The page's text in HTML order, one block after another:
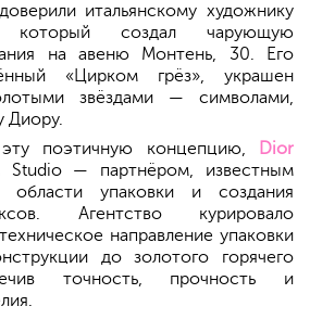
итальянскому художнику
создал чарующую
на авеню Монтень, 30. Его
«Цирком грёз», украшен
звёздами — символами,
Диору.
поэтичную концепцию,
Dior
Studio — партнёром, известным
упаковки и создания
Агентство курировало
направление упаковки
до золотого горячего
точность, прочность и